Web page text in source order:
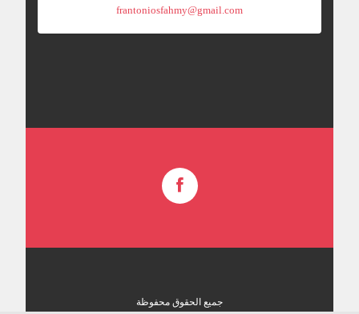
frantoniosfahmy@gmail.com
جميع الحقوق محفوظة